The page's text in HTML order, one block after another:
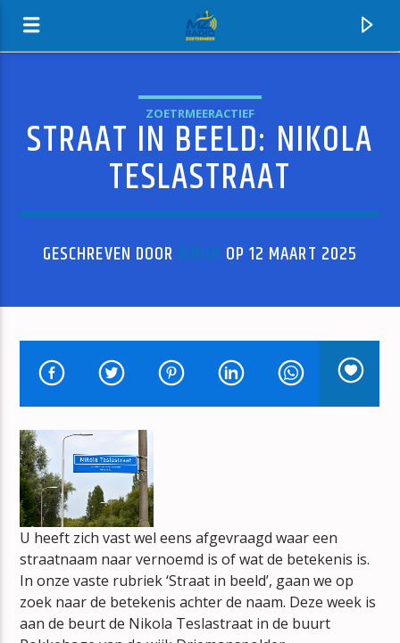
MZ-RADIO
HUIDIG NUMMER
BONT
JAN BERG
mz-radio
ZOETRMEERACTIEF
STRAAT IN BEELD: NIKOLA
TESLASTRAAT
GESCHREVEN DOOR ADMIN OP 12 MAART 2025
U heeft zich vast wel eens afgevraagd waar een
straatnaam naar vernoemd is of wat de betekenis is.
In onze vaste rubriek ‘Straat in beeld’, gaan we op
zoek naar de betekenis achter de naam. Deze week is
aan de beurt de Nikola Teslastraat in de buurt